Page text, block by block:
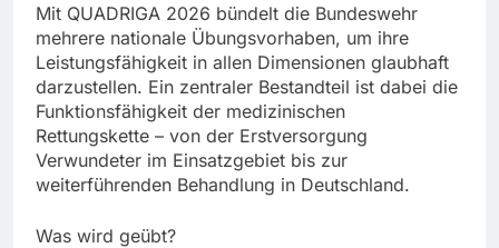
Mit QUADRIGA 2026 bündelt die Bundeswehr
mehrere nationale Übungsvorhaben, um ihre
Leistungsfähigkeit in allen Dimensionen glaubhaft
darzustellen. Ein zentraler Bestandteil ist dabei die
Funktionsfähigkeit der medizinischen
Rettungskette – von der Erstversorgung
Verwundeter im Einsatzgebiet bis zur
weiterführenden Behandlung in Deutschland.
Was wird geübt?